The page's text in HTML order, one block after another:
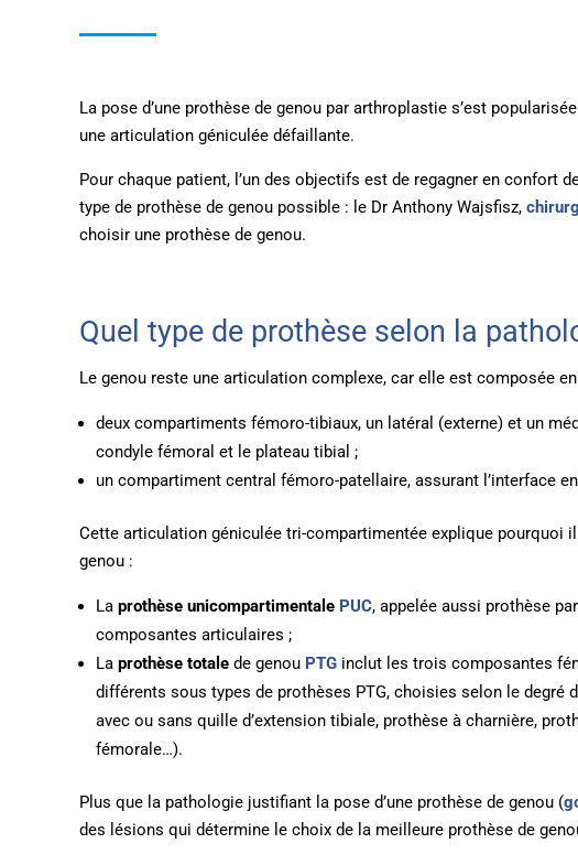
La pose d’une prothèse de genou par arthroplastie s’est
une articulation géniculée défaillante.
Pour chaque patient, l’un des objectifs est de regagner en confort
type de prothèse de genou possible : le Dr Anthony Wajsfisz,
choisir une prothèse de genou.
Quel type de prothèse selon la
Le genou reste une articulation complexe, car elle est composée
deux compartiments fémoro-tibiaux, un latéral (externe) et un
condyle fémoral et le plateau tibial ;
un compartiment central fémoro-patellaire, assurant l’interface
Cette articulation géniculée tri-compartimentée explique pourquoi
genou :
La prothèse unicompartimentale PUC, appelée aussi prothèse
composantes articulaires ;
La prothèse totale de genou PTG inclut les trois composantes
différents sous types de prothèses PTG, choisies selon le degré
avec ou sans quille d’extension tibiale, prothèse à charnière,
fémorale…).
Plus que la pathologie justifiant la pose d’une prothèse de genou (
des lésions qui détermine le choix de la meilleure prothèse de